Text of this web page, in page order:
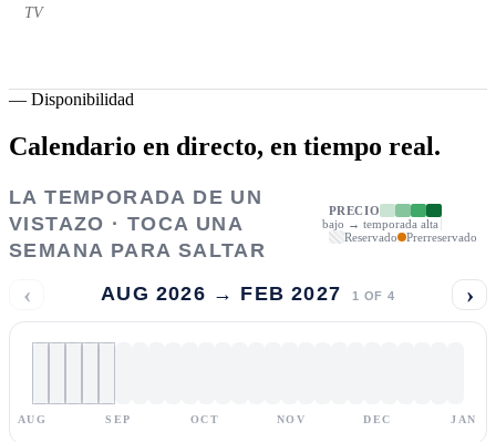
TV
— Disponibilidad
Calendario en directo, en tiempo real.
LA TEMPORADA DE UN
VISTAZO · TOCA UNA
SEMANA PARA SALTAR
PRECIO
bajo → temporada alta
Reservado
Prerreservado
‹ AUG 2026 → FEB 2027 1 OF 4 ›
AUG SEP OCT NOV DEC JAN